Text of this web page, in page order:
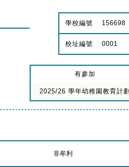
學校編號 156698
校址編號 0001
有參加
2025/26 學年幼稚園教育計劃
非牟利